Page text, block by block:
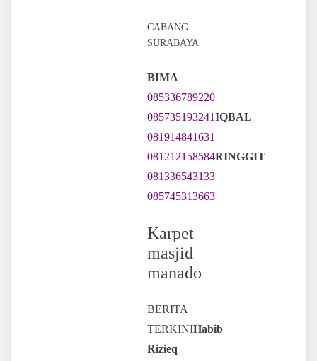
CABANG
SURABAYA
BIMA
085336789220
085735193241IQBAL
081914841631
081212158584RINGGIT
081336543133
085745313663
Karpet
masjid
manado
BERITA
TERKINIHabib
Rizieq